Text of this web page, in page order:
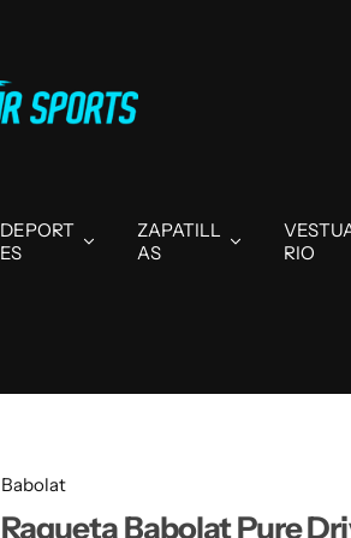
DEPORT
ES
ZAPATILL
AS
RIO
Babolat
Raqueta Babolat Pure